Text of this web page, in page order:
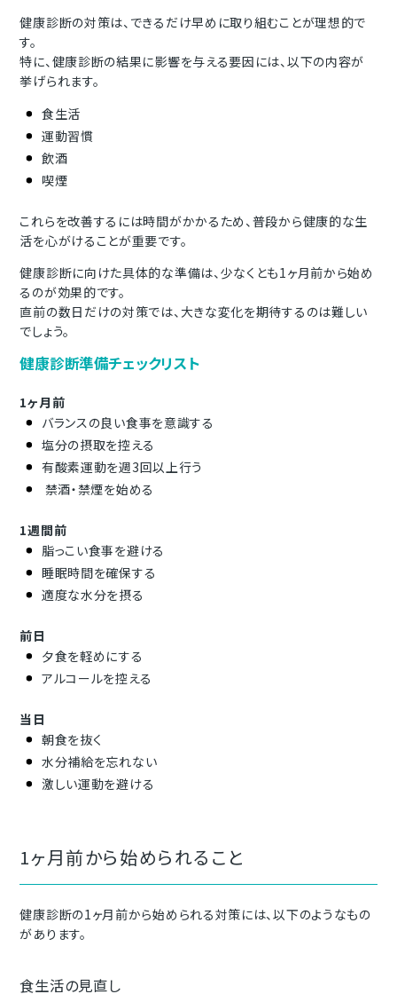
健康診断の対策は、できるだけ早めに取り組むことが理想的で
す。
特に、健康診断の結果に影響を与える要因には、以下の内容が
挙げられます。
食生活
運動習慣
飲酒
喫煙
これらを改善するには時間がかかるため、普段から健康的な生
活を心がけることが重要です。
健康診断に向けた具体的な準備は、少なくとも1ヶ月前から始め
るのが効果的です。
直前の数日だけの対策では、大きな変化を期待するのは難しい
でしょう。
健康診断準備チェックリスト
1ヶ月前
バランスの良い食事を意識する
塩分の摂取を控える
有酸素運動を週3回以上行う
禁酒・禁煙を始める
1週間前
脂っこい食事を避ける
睡眠時間を確保する
適度な水分を摂る
前日
夕食を軽めにする
アルコールを控える
当日
朝食を抜く
水分補給を忘れない
激しい運動を避ける
1ヶ月前から始められること
健康診断の1ヶ月前から始められる対策には、以下のようなもの
があります。
食生活の見直し